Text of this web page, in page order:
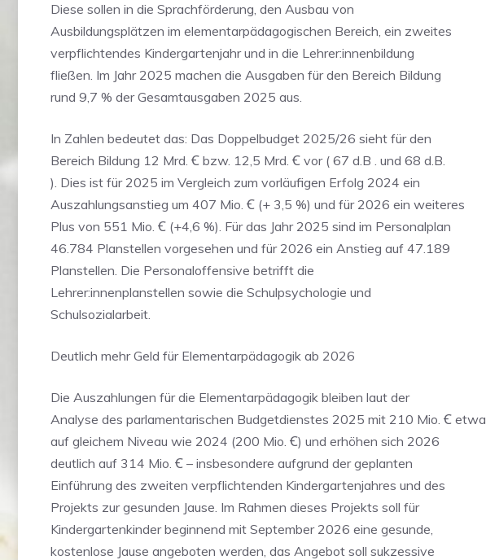
Diese sollen in die Sprachförderung, den Ausbau von
Ausbildungsplätzen im elementarpädagogischen Bereich, ein zweites
verpflichtendes Kindergartenjahr und in die Lehrer:innenbildung
fließen. Im Jahr 2025 machen die Ausgaben für den Bereich Bildung
rund 9,7 % der Gesamtausgaben 2025 aus.
In Zahlen bedeutet das: Das Doppelbudget 2025/26 sieht für den
Bereich Bildung 12 Mrd. Ꞓ bzw. 12,5 Mrd. Ꞓ vor ( 67 d.B . und 68 d.B.
). Dies ist für 2025 im Vergleich zum vorläufigen Erfolg 2024 ein
Auszahlungsanstieg um 407 Mio. Ꞓ (+ 3,5 %) und für 2026 ein weiteres
Plus von 551 Mio. Ꞓ (+4,6 %). Für das Jahr 2025 sind im Personalplan
46.784 Planstellen vorgesehen und für 2026 ein Anstieg auf 47.189
Planstellen. Die Personaloffensive betrifft die
Lehrer:innenplanstellen sowie die Schulpsychologie und
Schulsozialarbeit.
Deutlich mehr Geld für Elementarpädagogik ab 2026
Die Auszahlungen für die Elementarpädagogik bleiben laut der
Analyse des parlamentarischen Budgetdienstes 2025 mit 210 Mio. Ꞓ etwa
auf gleichem Niveau wie 2024 (200 Mio. Ꞓ) und erhöhen sich 2026
deutlich auf 314 Mio. Ꞓ – insbesondere aufgrund der geplanten
Einführung des zweiten verpflichtenden Kindergartenjahres und des
Projekts zur gesunden Jause. Im Rahmen dieses Projekts soll für
Kindergartenkinder beginnend mit September 2026 eine gesunde,
kostenlose Jause angeboten werden, das Angebot soll sukzessive